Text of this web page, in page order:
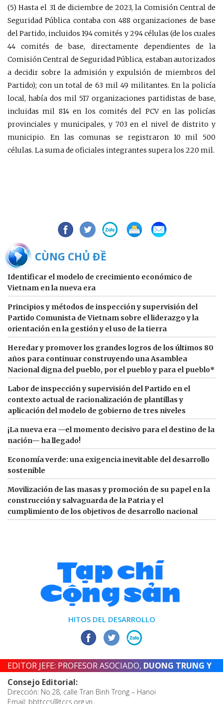
(5) Hasta el 31 de diciembre de 2023, la Comisión Central de
Seguridad Pública contaba con 488 organizaciones de base
del Partido, incluidos 194 comités y 294 células (de los cuales
44 comités de base, directamente dependientes de la
Comisión Central de Seguridad Pública, estaban autorizados
a decidir sobre la admisión y expulsión de miembros del
Partido); con un total de 63 mil 49 militantes. En la policía
local, había dos mil 517 organizaciones partidistas de base,
incluidas mil 814 en los comités del PCV en las policías
provinciales y municipales, y 703 en el nivel de distrito y
municipio. En las comunas se registraron 10 mil 500
células. La suma de oficiales integrantes supera los 220 mil.
BÀI CÙNG CHỦ ĐỀ
Identificar el modelo de crecimiento económico de
Vietnam en la nueva era
Principios y métodos de inspección y supervisión del
Partido Comunista de Vietnam sobre el liderazgo y la
orientación en la gestión y el uso de la tierra
Heredar y promover los grandes logros de los últimos 80
años para continuar construyendo una Asamblea
Nacional digna del pueblo, por el pueblo y para el pueblo*
Labor de inspección y supervisión del Partido en el
contexto actual de racionalización de plantillas y
aplicación del modelo de gobierno de tres niveles
¡La nueva era —el momento decisivo para el destino de la
nación— ha llegado!
Economía verde: una exigencia inevitable del desarrollo
sostenible
Movilización de las masas y promoción de su papel en la
construcción y salvaguarda de la Patria y el
cumplimiento de los objetivos de desarrollo nacional
HITOS DEL DESARROLLO
EDITOR JEFE: PROFESOR ASOCIADO, DUONG TRUNG Y
Consejo Editorial:
Dirección: No.28, calle Tran Binh Trong – Hanoi
Email: bbttccs@tccs.org.vn